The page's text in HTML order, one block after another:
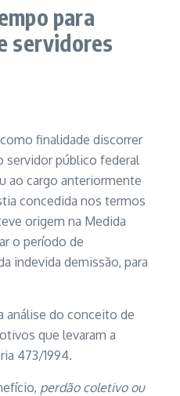
para
servidores
finalidade discorrer
servidor público federal
ao cargo anteriormente
concedida nos termos
origem na Medida
o período de
indevida demissão, para
análise do conceito de
que levaram a
473/1994.
perdão coletivo ou